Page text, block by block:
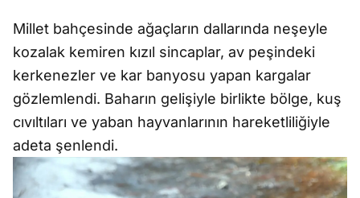
Millet bahçesinde ağaçların dallarında neşeyle
kozalak kemiren kızıl sincaplar, av peşindeki
kerkenezler ve kar banyosu yapan kargalar
gözlemlendi. Baharın gelişiyle birlikte bölge, kuş
cıvıltıları ve yaban hayvanlarının hareketliliğiyle
adeta şenlendi.